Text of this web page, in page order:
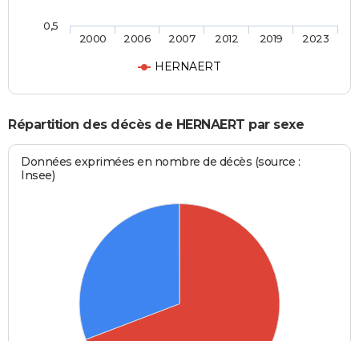
HERNAERT
2000 2006 2007 2012 2019 2023
0,5
Répartition des décès de HERNAERT par sexe
Données exprimées en nombre de décès (source :
Insee)